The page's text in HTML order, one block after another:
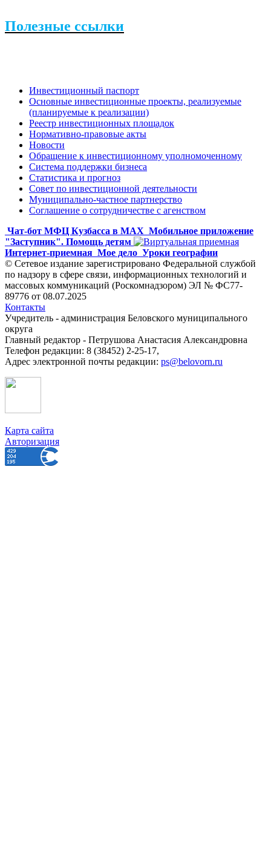
Полезные ссылки
Инвестиционный паспорт
Основные инвестиционные проекты, реализуемые
(планируемые к реализации)
Реестр инвестиционных площадок
Нормативно-правовые акты
Новости
Обращение к инвестиционному уполномоченному
Система поддержки бизнеса
Статистика и прогноз
Совет по инвестиционной деятельности
Муниципально-частное партнерство
Соглашение о сотрудничестве с агенством
Чат-бот МФЦ Кузбасса в MAX Мобильное приложение
"Заступник". Помощь детям
Интернет-приемная Мое дело Уроки географии
© Сетевое издание зарегистрировано Федеральной службой
по надзору в сфере связи, информационных технологий и
массовых коммуникаций (Роскомнадзором) ЭЛ № ФС77-
89776 от 08.07.2025
Контакты
Учредитель - администрация Беловского муниципального
округа
Главный редактор - Петрушова Анастасия Александровна
Телефон редакции: 8 (38452) 2-25-17,
Адрес электронной почты редакции: ps@belovorn.ru
Карта сайта
Авторизация